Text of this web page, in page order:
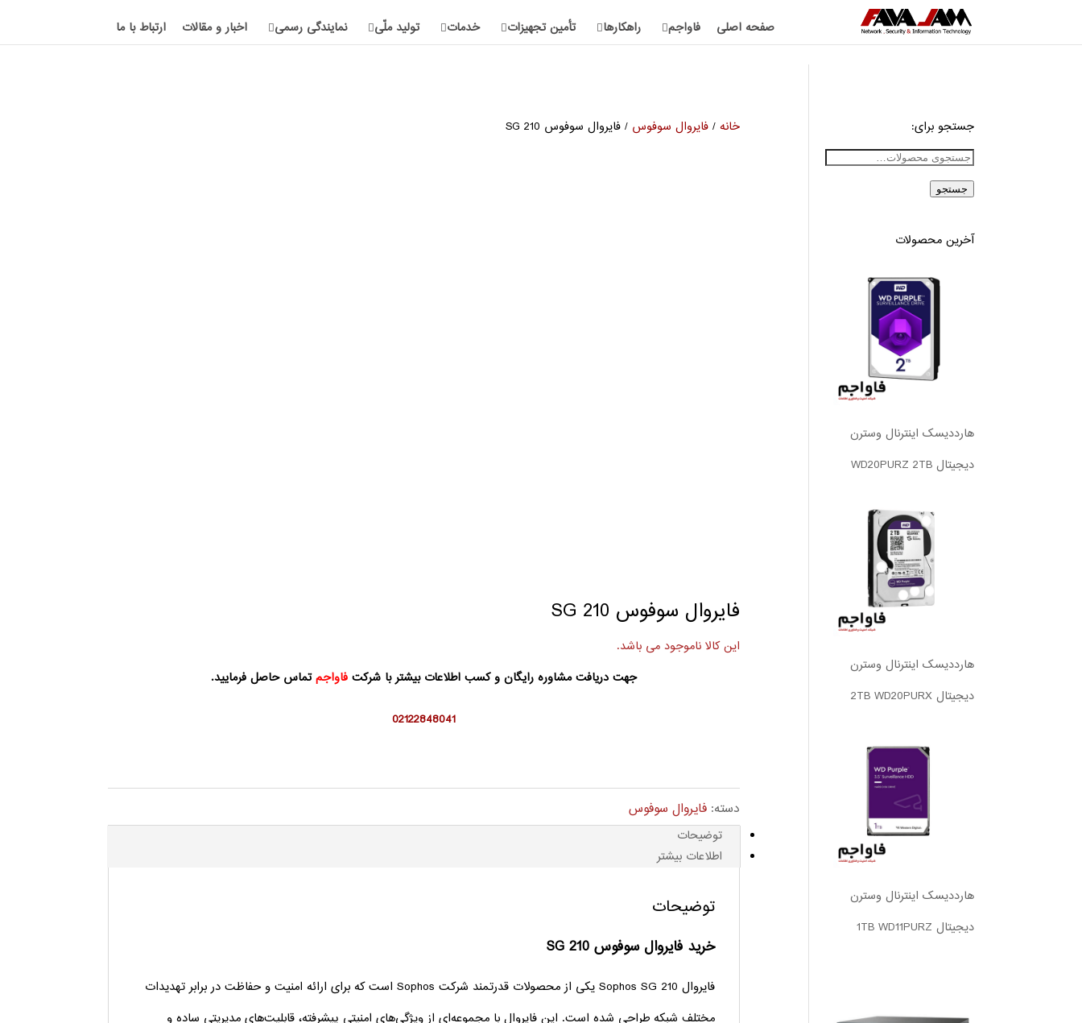
صفحه اصلی فاواجم راهکارها تأمین تجهیزات خدمات تولید ملّی نمایندگی رسمی اخبار و مقالات ارتباط با ما
خانه/ فایروال سوفوس / فایروال سوفوس SG 210
فایروال سوفوس SG 210
این کالا ناموجود می باشد.
جهت دریافت مشاوره رایگان و کسب اطلاعات بیشتر با شرکت فاواجمتماس حاصل فرمایید.
02122848041
دسته: فایروال سوفوس
توضیحات
اطلاعات بیشتر
توضیحات
خرید فایروال سوفوس SG 210
فایروال Sophos SG 210 یکی از محصولات قدرتمند شرکت Sophos است که برای ارائه امنیت و حفاظت در برابر تهدیدات
مختلف شبکه طراحی شده است. این فایروال با مجموعه‌ای از ویژگی‌های امنیتی پیشرفته، قابلیت‌های مدیریتی ساده و
جستجو برای:
جستجو
آخرین محصولات
هارددیسک اینترنال وسترن
دیجیتال WD20PURZ 2TB
هارددیسک اینترنال وسترن
دیجیتال 2TB WD20PURX
هارددیسک اینترنال وسترن
دیجیتال 1TB WD11PURZ